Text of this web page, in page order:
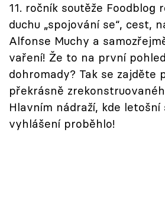
Přihlášení
Sledujte nás
11. ročník soutěže Foodblog
duchu „spojování se“, cest,
Alfonse Muchy a
vaření! Že to na první
dohromady? Tak se zajděte
překrásně
Hlavním nádraží, kde
vyhlášení proběhlo!